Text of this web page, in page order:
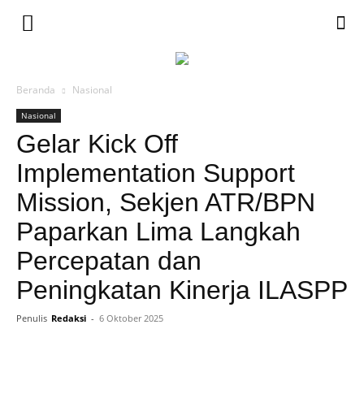
Beranda Nasional
Nasional
Gelar Kick Off
Implementation Support
Mission, Sekjen ATR/BPN
Paparkan Lima Langkah
Percepatan dan
Peningkatan Kinerja ILASPP
Penulis Redaksi - 6 Oktober 2025